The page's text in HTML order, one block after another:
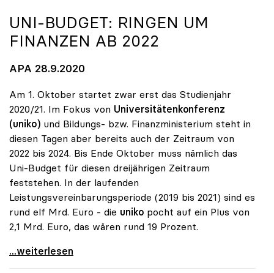
UNI-BUDGET: RINGEN UM
FINANZEN AB 2022
APA 28.9.2020
Am 1. Oktober startet zwar erst das Studienjahr
2020/21. Im Fokus von Universitätenkonferenz
(uniko) und Bildungs- bzw. Finanzministerium steht in
diesen Tagen aber bereits auch der Zeitraum von
2022 bis 2024. Bis Ende Oktober muss nämlich das
Uni-Budget für diesen dreijährigen Zeitraum
feststehen. In der laufenden
Leistungsvereinbarungsperiode (2019 bis 2021) sind es
rund elf Mrd. Euro - die uniko pocht auf ein Plus von
2,1 Mrd. Euro, das wären rund 19 Prozent.
Uni-Budget: Ringen um Finanzen ab 2022
...weiterlesen